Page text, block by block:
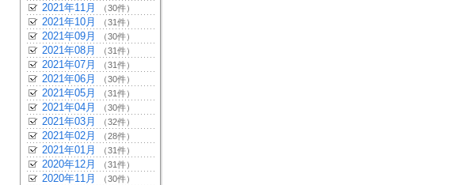
2021年11月 （30件）
2021年10月 （31件）
2021年09月 （30件）
2021年08月 （31件）
2021年07月 （31件）
2021年06月 （30件）
2021年05月 （31件）
2021年04月 （30件）
2021年03月 （32件）
2021年02月 （28件）
2021年01月 （31件）
2020年12月 （31件）
2020年11月 （30件）